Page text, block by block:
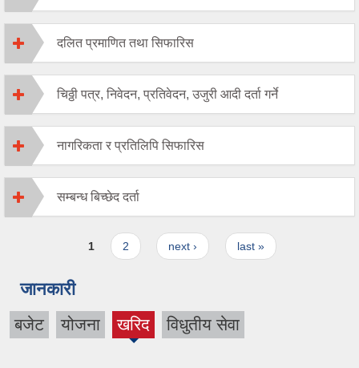
दलित प्रमाणित तथा सिफारिस
चिठ्ठी पत्र, निवेदन, प्रतिवेदन, उजुरी आदी दर्ता गर्ने
नागरिकता र प्रतिलिपि सिफारिस
सम्बन्ध बिच्छेद दर्ता
1 2 next › last »
जानकारी
बजेट योजना खरिद
(active
विधुतीय सेवा